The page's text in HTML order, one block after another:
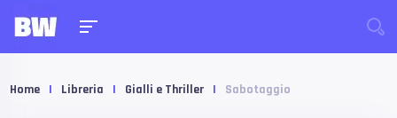
Home | Libreria | Gialli e Thriller | Sabotaggio